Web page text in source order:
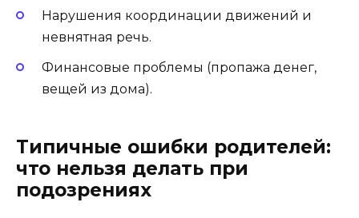
Нарушения координации движений и
невнятная речь.
Финансовые проблемы (пропажа денег,
вещей из дома).
Типичные ошибки родителей:
что нельзя делать при
подозрениях